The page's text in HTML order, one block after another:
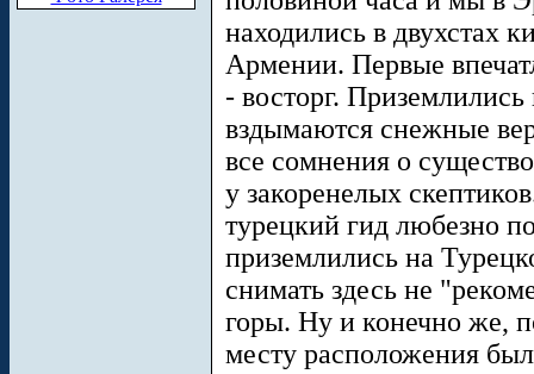
находились в двухстах
Армении. Первые
- восторг.
вздымаются снежные
все сомнения о
у закоренелых
турецкий гид любезно
приземлились на
снимать здесь не
горы. Ну и конечно же,
месту расположения